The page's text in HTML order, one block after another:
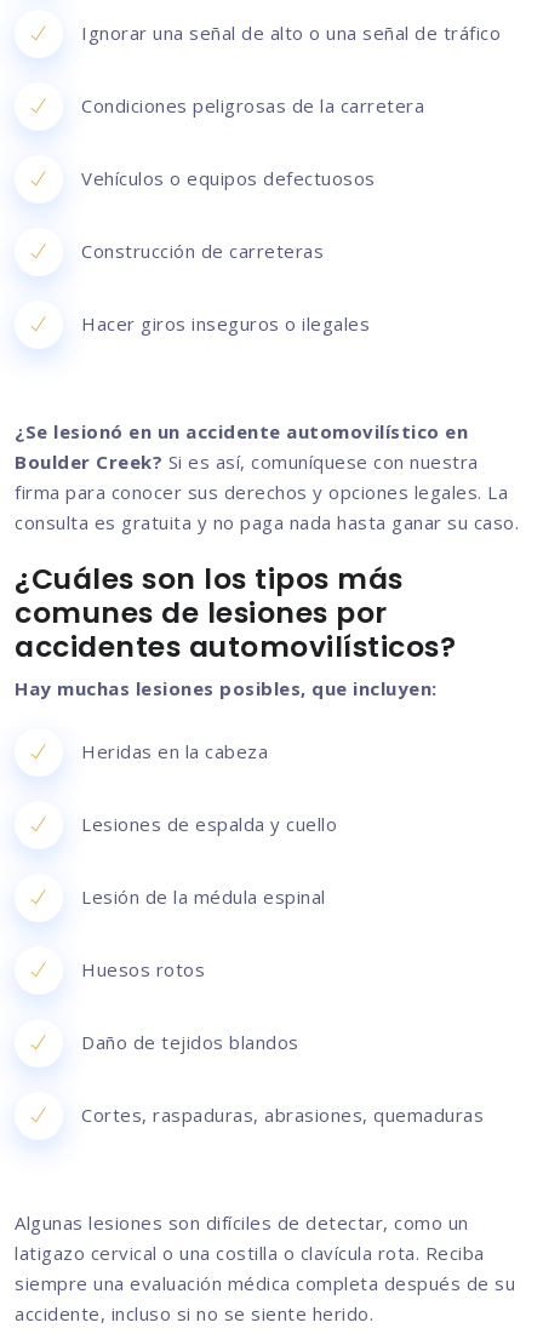
Ignorar una señal de alto o una señal de tráfico
Condiciones peligrosas de la carretera
Vehículos o equipos defectuosos
Construcción de carreteras
Hacer giros inseguros o ilegales
¿Se lesionó en un accidente automovilístico en
Boulder Creek? Si es así, comuníquese con nuestra
firma para conocer sus derechos y opciones legales. La
consulta es gratuita y no paga nada hasta ganar su caso.
¿Cuáles son los tipos más
comunes de lesiones por
accidentes automovilísticos?
Hay muchas lesiones posibles, que incluyen:
Heridas en la cabeza
Lesiones de espalda y cuello
Lesión de la médula espinal
Huesos rotos
Daño de tejidos blandos
Cortes, raspaduras, abrasiones, quemaduras
Algunas lesiones son difíciles de detectar, como un
latigazo cervical o una costilla o clavícula rota. Reciba
siempre una evaluación médica completa después de su
accidente, incluso si no se siente herido.